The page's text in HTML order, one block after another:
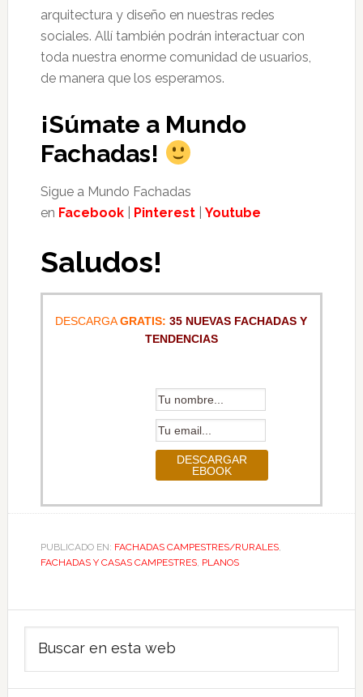
arquitectura y diseño en nuestras redes
sociales. Allí también podrán interactuar con
toda nuestra enorme comunidad de usuarios,
de manera que los esperamos.
¡Súmate a Mundo
Fachadas!
Sigue a Mundo Fachadas
en Facebook| Pinterest Youtube
Saludos!
DESCARGAGRATIS: 35 NUEVAS FACHADAS Y
TENDENCIAS
PUBLICADO EN: FACHADAS CAMPESTRES/RURALES,
FACHADAS Y CASAS CAMPESTRES, PLANOS
Barra
lateral
principal